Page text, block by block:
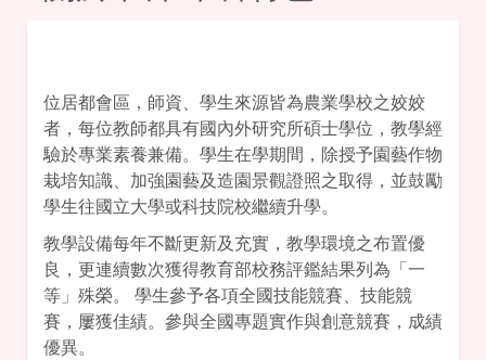
位居都會區，師資、學生來源皆為農業學校之姣姣
者，每位教師都具有國內外研究所碩士學位，教學經
驗於專業素養兼備。學生在學期間，除授予園藝作物
栽培知識、加強園藝及造園景觀證照之取得，並鼓勵
學生往國立大學或科技院校繼續升學。
教學設備每年不斷更新及充實，教學環境之布置優
良，更連續數次獲得教育部校務評鑑結果列為「一
等」殊榮。 學生參予各項全國技能競賽、技能競
賽，屢獲佳績。參與全國專題實作與創意競賽，成績
優異。